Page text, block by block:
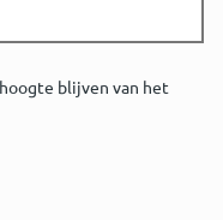
blijven van het